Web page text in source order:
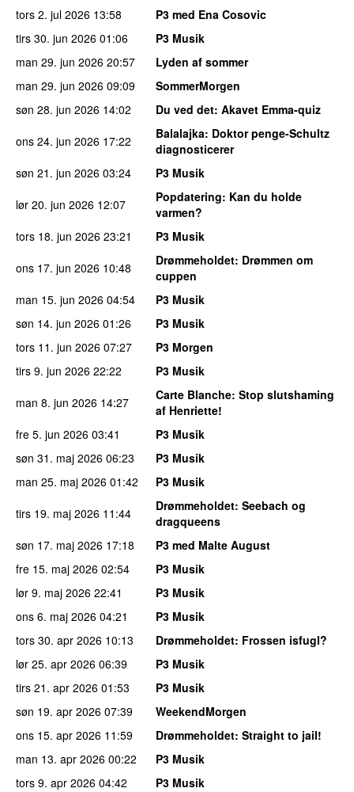
tors 2. jul 2026 13:58
P3 med Ena Cosovic
tirs 30. jun 2026 01:06
P3 Musik
man 29. jun 2026 20:57
Lyden af sommer
man 29. jun 2026 09:09
SommerMorgen
søn 28. jun 2026 14:02 Du ved det: Akavet Emma-quiz
ons 24. jun 2026 17:22 Balalajka: Doktor penge-Schultz
diagnosticerer
søn 21. jun 2026 03:24
P3 Musik
lør 20. jun 2026 12:07 Popdatering: Kan du holde
varmen?
tors 18. jun 2026 23:21
P3 Musik
ons 17. jun 2026 10:48 Drømmeholdet: Drømmen om
cuppen
man 15. jun 2026 04:54
P3 Musik
søn 14. jun 2026 01:26
P3 Musik
tors 11. jun 2026 07:27
P3 Morgen
tirs 9. jun 2026 22:22
P3 Musik
man 8. jun 2026 14:27 Carte Blanche: Stop slutshaming
af Henriette!
fre 5. jun 2026 03:41
P3 Musik
søn 31. maj 2026 06:23
P3 Musik
man 25. maj 2026 01:42
P3 Musik
tirs 19. maj 2026 11:44 Drømmeholdet: Seebach og
dragqueens
søn 17. maj 2026 17:18
P3 med Malte August
fre 15. maj 2026 02:54
P3 Musik
lør 9. maj 2026 22:41
P3 Musik
ons 6. maj 2026 04:21
P3 Musik
tors 30. apr 2026 10:13 Drømmeholdet: Frossen isfugl?
lør 25. apr 2026 06:39
P3 Musik
tirs 21. apr 2026 01:53
P3 Musik
søn 19. apr 2026 07:39
WeekendMorgen
ons 15. apr 2026 11:59 Drømmeholdet: Straight to jail!
man 13. apr 2026 00:22
P3 Musik
tors 9. apr 2026 04:42
P3 Musik